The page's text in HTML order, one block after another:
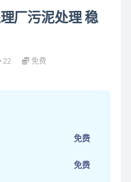
厂污泥处理 稳
22 免费
免费
免费